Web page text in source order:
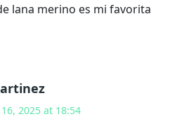
lana merino es mi favorita
2025 at 18:54